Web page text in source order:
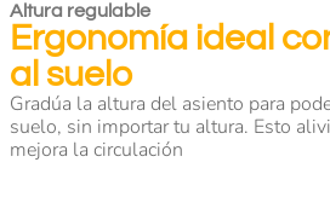
Altura regulable
Ergonomía ideal
al suelo
Gradúa la altura del asiento para
suelo, sin importar tu altura. Esto
mejora la circulación